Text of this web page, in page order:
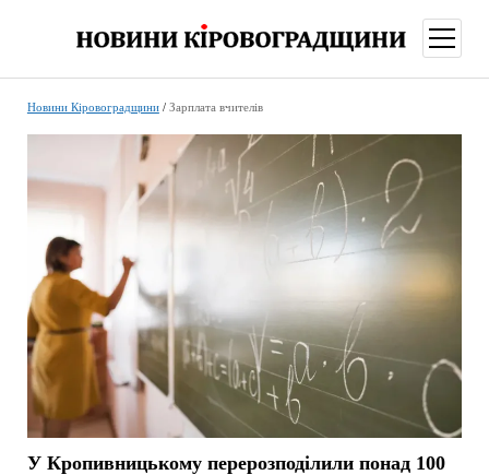
меню
Новини Кіровоградщини/ Зарплата вчителів
У Кропивницькому перерозподілили понад 100